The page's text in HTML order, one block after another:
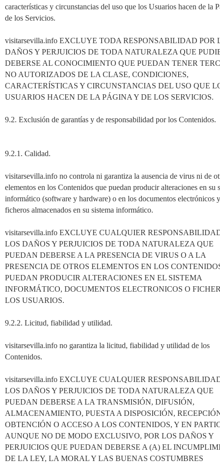
características y circunstancias del uso que los Usuarios hacen de la
de los Servicios.
visitarsevilla.info EXCLUYE TODA RESPONSABILIDAD POR
DAÑOS Y PERJUICIOS DE TODA NATURALEZA QUE
DEBERSE AL CONOCIMIENTO QUE PUEDAN TENER
NO AUTORIZADOS DE LA CLASE, CONDICIONES,
CARACTERÍSTICAS Y CIRCUNSTANCIAS DEL USO QUE
USUARIOS HACEN DE LA PÁGINA Y DE LOS SERVICIOS.
9.2. Exclusión de garantías y de responsabilidad por los Contenidos.
9.2.1. Calidad.
visitarsevilla.info no controla ni garantiza la ausencia de virus ni de
elementos en los Contenidos que puedan producir alteraciones en su
informático (software y hardware) o en los documentos electrónicos y
ficheros almacenados en su sistema informático.
visitarsevilla.info EXCLUYE CUALQUIER
LOS DAÑOS Y PERJUICIOS DE TODA NATURALEZA QUE
PUEDAN DEBERSE A LA PRESENCIA DE VIRUS O A LA
PRESENCIA DE OTROS ELEMENTOS EN LOS
PUEDAN PRODUCIR ALTERACIONES EN EL SISTEMA
INFORMÁTICO, DOCUMENTOS ELECTRONICOS O
LOS USUARIOS.
9.2.2. Licitud, fiabilidad y utilidad.
visitarsevilla.info no garantiza la licitud, fiabilidad y utilidad de los
Contenidos.
visitarsevilla.info EXCLUYE CUALQUIER
LOS DAÑOS Y PERJUICIOS DE TODA NATURALEZA QUE
PUEDAN DEBERSE A LA TRANSMISIÓN, DIFUSIÓN,
ALMACENAMIENTO, PUESTA A DISPOSICIÓN,
OBTENCIÓN O ACCESO A LOS CONTENIDOS, Y EN
AUNQUE NO DE MODO EXCLUSIVO, POR LOS DAÑOS Y
PERJUICIOS QUE PUEDAN DEBERSE A (A) EL
DE LA LEY, LA MORAL Y LAS BUENAS COSTUMBRES